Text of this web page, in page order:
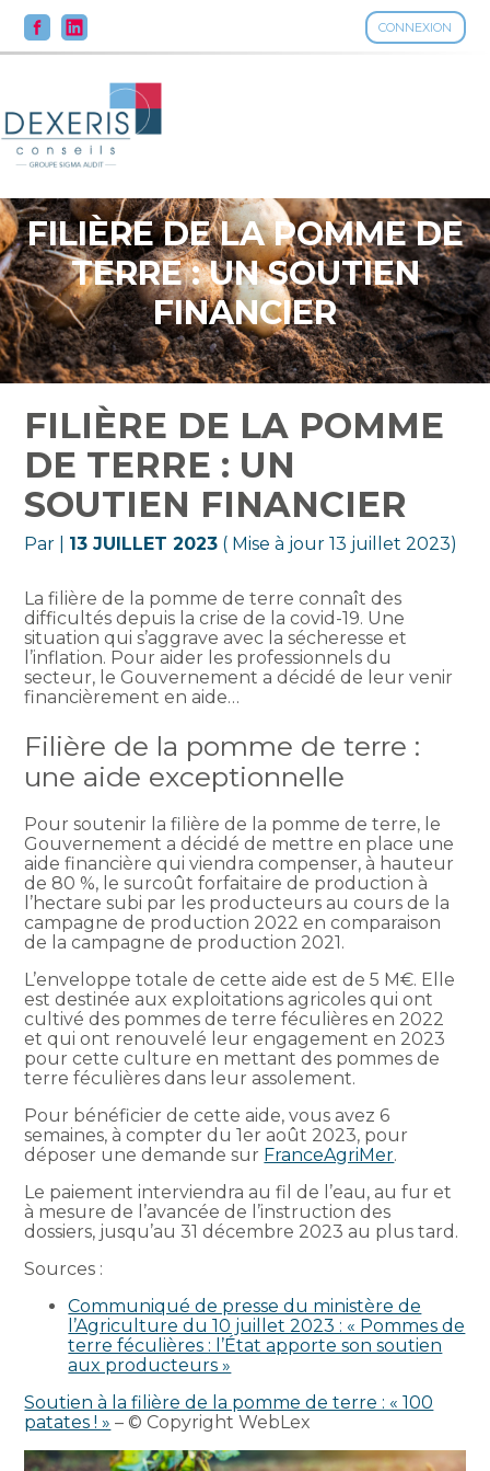
CONNEXION
Aller
au
contenu
FILIÈRE DE LA POMME DE
TERRE : UN SOUTIEN
FINANCIER
FILIÈRE DE LA POMME
DE TERRE : UN
SOUTIEN FINANCIER
Par 13 JUILLET 2023 ( Mise à jour 13 juillet 2023)
La filière de la pomme de terre connaît des
difficultés depuis la crise de la covid-19. Une
situation qui s’aggrave avec la sécheresse et
l’inflation. Pour aider les professionnels du
secteur, le Gouvernement a décidé de leur venir
financièrement en aide…
Filière de la pomme de terre :
une aide exceptionnelle
Pour soutenir la filière de la pomme de terre, le
Gouvernement a décidé de mettre en place une
aide financière qui viendra compenser, à hauteur
de 80 %, le surcoût forfaitaire de production à
l’hectare subi par les producteurs au cours de la
campagne de production 2022 en comparaison
de la campagne de production 2021.
L’enveloppe totale de cette aide est de 5 M€. Elle
est destinée aux exploitations agricoles qui ont
cultivé des pommes de terre féculières en 2022
et qui ont renouvelé leur engagement en 2023
pour cette culture en mettant des pommes de
terre féculières dans leur assolement.
Pour bénéficier de cette aide, vous avez 6
semaines, à compter du 1er août 2023, pour
déposer une demande sur FranceAgriMer.
Le paiement interviendra au fil de l’eau, au fur et
à mesure de l’avancée de l’instruction des
dossiers, jusqu’au 31 décembre 2023 au plus tard.
Sources :
Communiqué de presse du ministère de
l’Agriculture du 10 juillet 2023 : « Pommes de
terre féculières : l’État apporte son soutien
aux producteurs »
Soutien à la filière de la pomme de terre : « 100
patates ! » – © Copyright WebLex